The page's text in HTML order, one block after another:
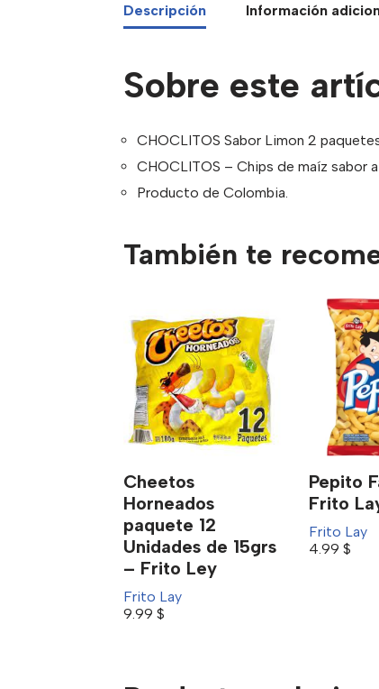
Descripción Información
Sobre este
CHOCLITOS Sabor Limon 2
CHOCLITOS – Chips de maíz sabor
Producto de Colombia.
También te
Cheetos
Horneados
paquete 12
Unidades de 15grs
– Frito Ley
Frito Lay
9.99 $
Pepito
Frito
Frito Lay
4.99 $